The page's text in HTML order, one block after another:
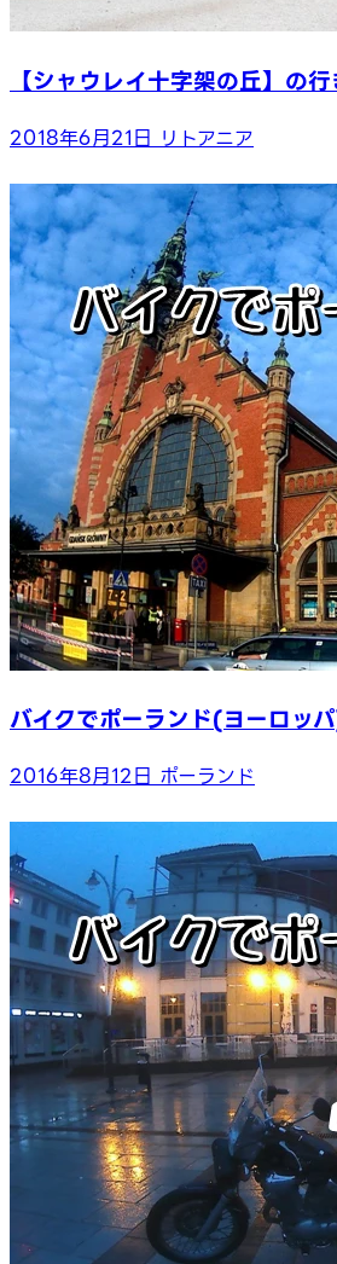
【シャウレイ十字架の丘】の
2018年6月21日 リトアニア
バイクでポーランド(ヨーロッ
2016年8月12日 ポーランド